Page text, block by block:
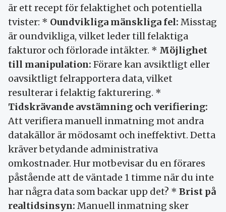
är ett recept för felaktighet och potentiella
tvister: * Oundvikliga mänskliga fel: Misstag
är oundvikliga, vilket leder till felaktiga
fakturor och förlorade intäkter. * Möjlighet
till manipulation: Förare kan avsiktligt eller
oavsiktligt felrapportera data, vilket
resulterar i felaktig fakturering. *
Tidskrävande avstämning och verifiering:
Att verifiera manuell inmatning mot andra
datakällor är mödosamt och ineffektivt. Detta
kräver betydande administrativa
omkostnader. Hur motbevisar du en förares
påstående att de väntade 1 timme när du inte
har några data som backar upp det? * Brist på
realtidsinsyn: Manuell inmatning sker